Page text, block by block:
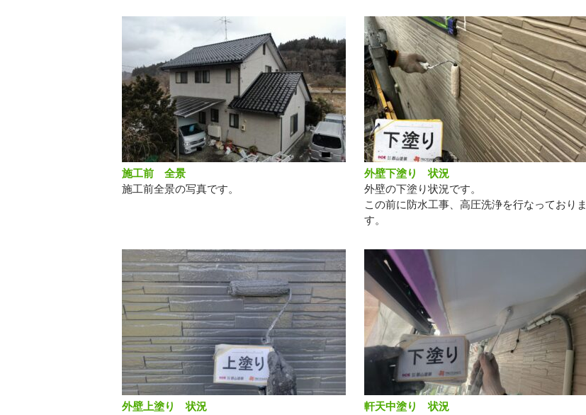
施工前 全景
施工前全景の写真です。
外壁下塗り 状況
外壁の下塗り状況です。
この前に防水工事、高圧洗浄を行なっておりま
す。
外壁上塗り 状況
軒天中塗り 状況